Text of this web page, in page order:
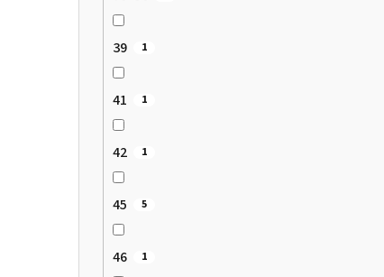
39 1
41 1
42 1
45 5
46 1